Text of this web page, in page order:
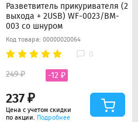
Разветвитель прикуривателя (2
выхода + 2USB) WF-0023/BM-
003 со шнуром
Код товара: 00000020064
0
237 ₽
249 ₽ -12 ₽
Цена с учетом скидки
по акции. Подробнее